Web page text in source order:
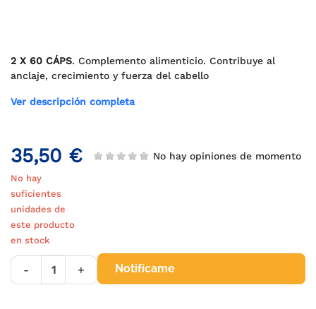
2 X 60 CÁPS. Complemento alimenticio. Contribuye al
anclaje, crecimiento y fuerza del cabello
Ver descripción completa
35,50 € No hay opiniones de momento
No hay
suficientes
unidades de
este producto
en stock
- + Notifícame